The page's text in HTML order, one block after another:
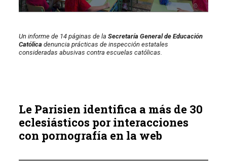
Un informe de 14 páginas de la Secretaría General de Educación
Católicadenuncia prácticas de inspección estatales
consideradas abusivas contra escuelas católicas.
Le Parisien identifica a más de 30
eclesiásticos por interacciones
con pornografía en la web